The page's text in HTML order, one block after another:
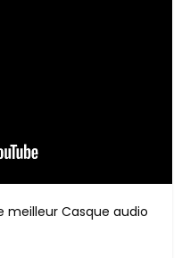
meilleur Casque audio